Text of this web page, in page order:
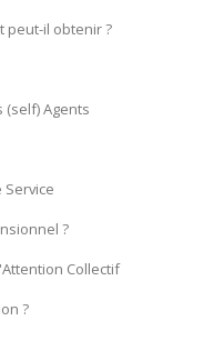
peut-il obtenir ?
(self) Agents
?
Collectif
?